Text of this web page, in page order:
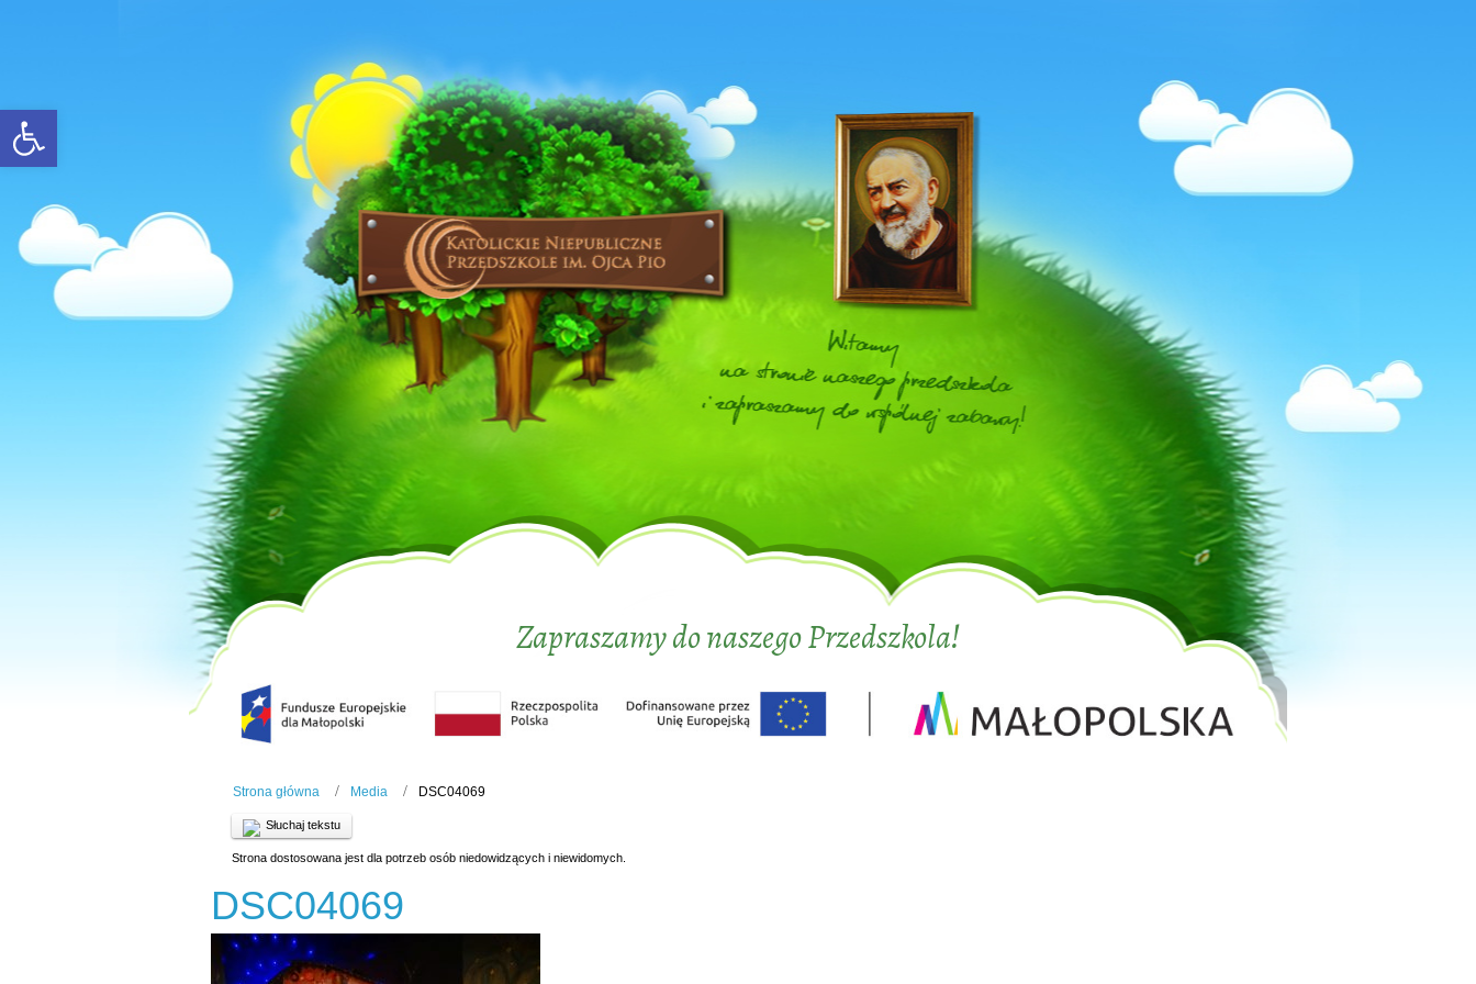
Open toolbar
Zapraszamy do naszego Przedszkola!
Strona główna Media DSC04069
Słuchaj tekstu
Strona dostosowana jest dla potrzeb osób niedowidzących i niewidomych.
DSC04069